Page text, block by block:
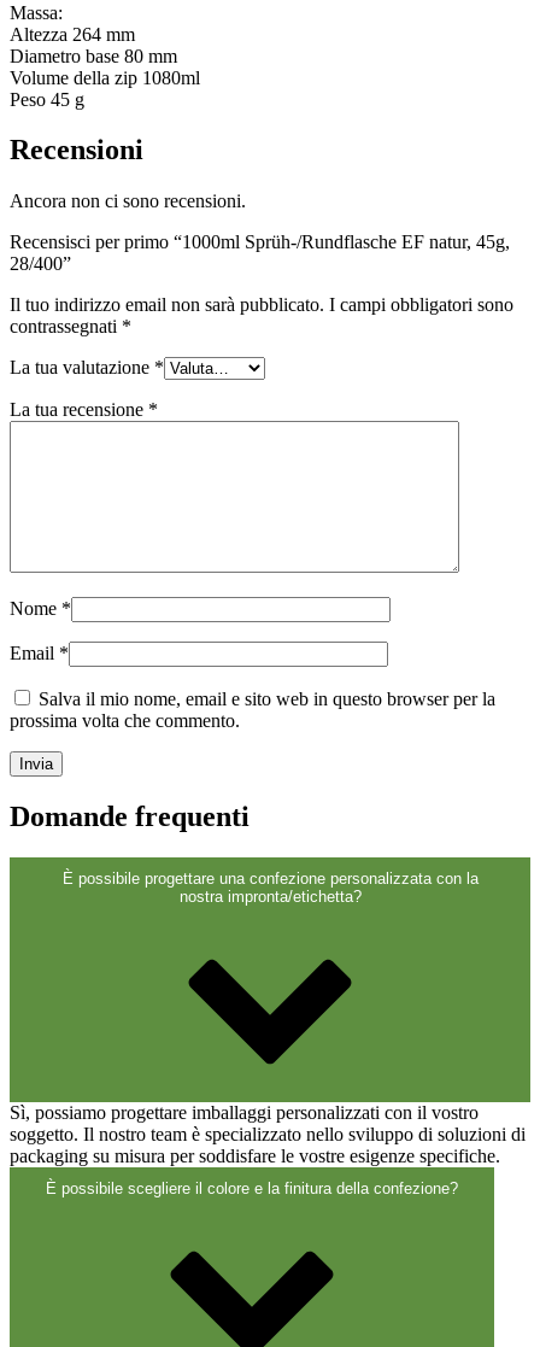
Cibo
Bottiglie per salse (24)
Bottiglie per liquori
Spruzzatore(18)
Chiusure(173)
champagne
Massa:
Altezza 264 mm
Diametro base 80 mm
Volume della zip 1080ml
Peso 45 g
Recensioni
Ancora non ci sono recensioni.
Recensisci per primo “1000ml Sprüh-/Rundflasche EF natur, 45g,
28/400”
Il tuo indirizzo email non sarà pubblicato. I campi obbligatori sono
contrassegnati *
La tua valutazione *
La tua recensione *
Nome *
Email *
Salva il mio nome, email e sito web in questo browser per la
prossima volta che commento.
Domande frequenti
È possibile progettare una confezione personalizzata con la
nostra impronta/etichetta?
Sì, possiamo progettare imballaggi personalizzati con il vostro
soggetto. Il nostro team è specializzato nello sviluppo di soluzioni di
packaging su misura per soddisfare le vostre esigenze specifiche.
È possibile scegliere il colore e la finitura della confezione?